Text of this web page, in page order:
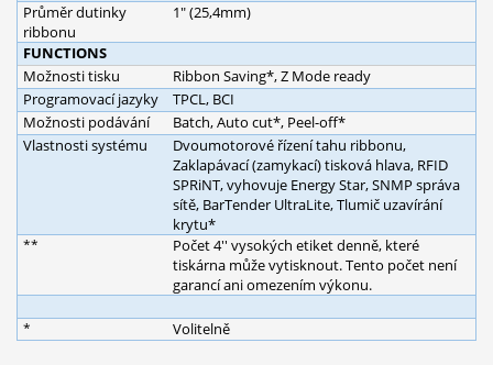
Průměr dutinky
ribbonu
1" (25,4mm)
FUNCTIONS
Možnosti tisku
Ribbon Saving*, Z Mode ready
Programovací jazyky
TPCL, BCI
Možnosti podávání
Batch, Auto cut*, Peel-off*
Vlastnosti systému
Dvoumotorové řízení tahu ribbonu,
Zaklapávací (zamykací) tisková hlava, RFID
SPRiNT, vyhovuje Energy Star, SNMP správa
sítě, BarTender UltraLite, Tlumič uzavírání
krytu*
**
Počet 4'' vysokých etiket denně, které
tiskárna může vytisknout. Tento počet není
garancí ani omezením výkonu.
* Volitelně